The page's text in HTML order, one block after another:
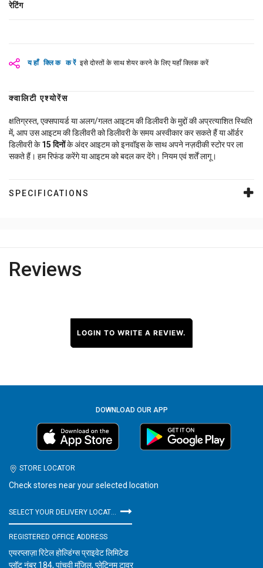
रेटिंग
यहाँ क्लिक करें इसे दोस्तों के साथ शेयर करने के लिए यहाँ क्लिक करें
क्वालिटी एश्योरेंस
क्षतिग्रस्त, एक्सपायर्ड या अलग/गलत आइटम की डिलीवरी के मुद्दों की अप्रत्याशित स्थिति
में, आप उस आइटम की डिलीवरी को डिलीवरी के समय अस्वीकार कर सकते हैं या ऑर्डर
डिलीवरी के 15 दिनोंके अंदर आइटम को इनवॉइस के साथ अपने नज़दीकी स्टोर पर ला
सकते हैं। हम रिफंड करेंगे या आइटम को बदल कर देंगे। नियम एवं शर्तें लागू।
SPECIFICATIONS
Reviews
LOGIN TO WRITE A REVIEW.
DOWNLOAD OUR APP
STORE LOCATOR
Check stores near your selected location
REGISTERED OFFICE ADDRESS
एयरप्लाज़ा रिटेल होल्डिंग्स प्राइवेट लिमिटेड
प्लॉट नंबर 184, पांचवी मंजिल, प्लेटिनम टावर